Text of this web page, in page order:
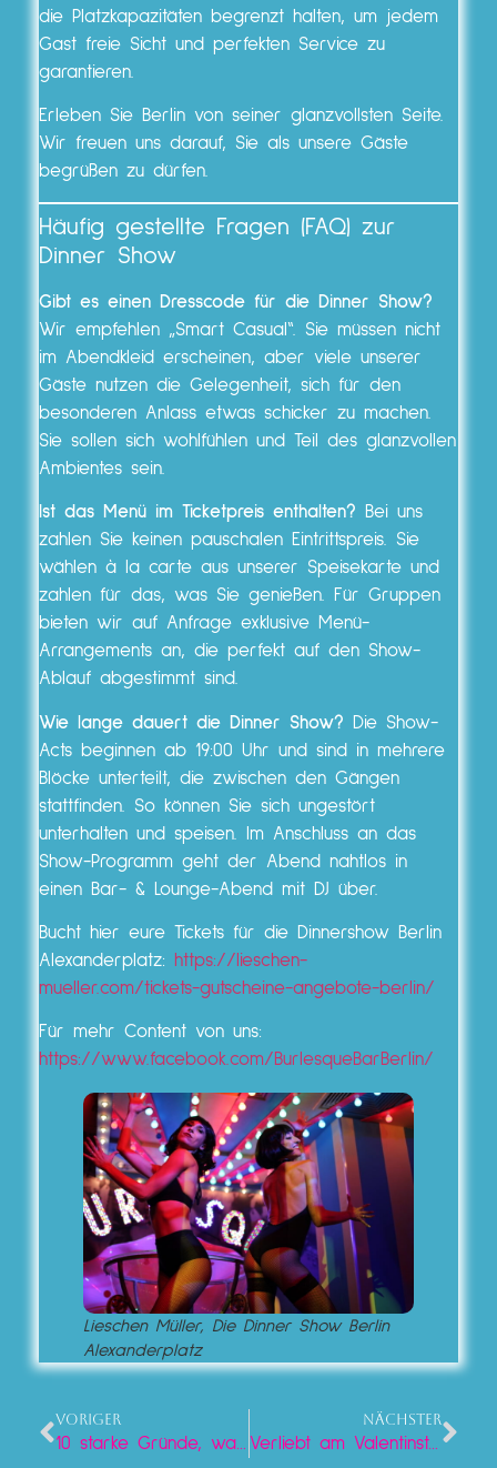
die Platzkapazitäten begrenzt halten, um jedem
Gast freie Sicht und perfekten Service zu
garantieren.
Erleben Sie Berlin von seiner glanzvollsten Seite.
Wir freuen uns darauf, Sie als unsere Gäste
begrüßen zu dürfen.
Häufig gestellte Fragen (FAQ) zur
Dinner Show
Gibt es einen Dresscode für die Dinner Show?
Wir empfehlen „Smart Casual“. Sie müssen nicht
im Abendkleid erscheinen, aber viele unserer
Gäste nutzen die Gelegenheit, sich für den
besonderen Anlass etwas schicker zu machen.
Sie sollen sich wohlfühlen und Teil des glanzvollen
Ambientes sein.
Ist das Menü im Ticketpreis enthalten? Bei uns
zahlen Sie keinen pauschalen Eintrittspreis. Sie
wählen à la carte aus unserer Speisekarte und
zahlen für das, was Sie genießen. Für Gruppen
bieten wir auf Anfrage exklusive Menü-
Arrangements an, die perfekt auf den Show-
Ablauf abgestimmt sind.
Wie lange dauert die Dinner Show? Die Show-
Acts beginnen ab 19:00 Uhr und sind in mehrere
Blöcke unterteilt, die zwischen den Gängen
stattfinden. So können Sie sich ungestört
unterhalten und speisen. Im Anschluss an das
Show-Programm geht der Abend nahtlos in
einen Bar- & Lounge-Abend mit DJ über.
Bucht hier eure Tickets für die Dinnershow Berlin
Alexanderplatz:
https://lieschen-
mueller.com/tickets-gutscheine-angebote-berlin/
Für mehr Content von uns:
https://www.facebook.com/BurlesqueBarBerlin/
Lieschen Müller, Die Dinner Show Berlin
Alexanderplatz
VORIGER
10 starke Gründe, warum ihr mit Freunden ins Lieschen Mueller kommen solltet
NÄCHSTER
Verliebt am Valentinstag 2026 im Lieschen Mueller Berlin: Warum Blumen out und Shows in sind